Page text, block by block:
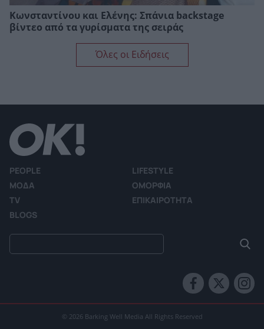
Κωνσταντίνου και Ελένης: Σπάνια backstage
βίντεο από τα γυρίσματα της σειράς
Όλες οι Ειδήσεις
PEOPLE
LIFESTYLE
ΜΟΔΑ
ΟΜΟΡΦΙΑ
TV
ΕΠΙΚΑΙΡΟΤΗΤΑ
BLOGS
© 2026 Barking Well Media All Rights Reserved